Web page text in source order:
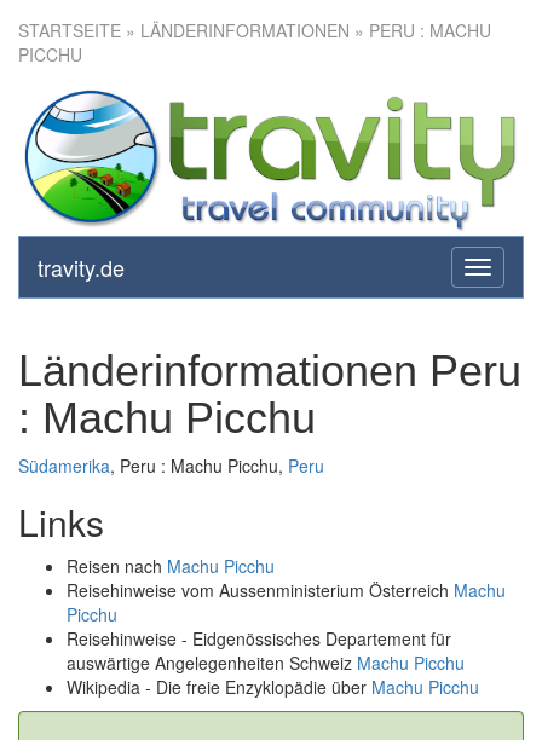
STARTSEITE » LÄNDERINFORMATIONEN » PERU : MACHU
PICCHU
toggle
travity.de
Länderinformationen Peru
: Machu Picchu
Südamerika, Peru : Machu Picchu, Peru
Links
Reisen nach Machu Picchu
Reisehinweise vom Aussenministerium Österreich Machu
Picchu
Reisehinweise - Eidgenössisches Departement für
auswärtige Angelegenheiten Schweiz Machu Picchu
Wikipedia - Die freie Enzyklopädie über Machu Picchu